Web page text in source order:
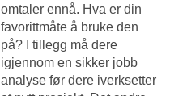
omtaler ennå. Hva er din
favorittmåte å bruke den
på? I tillegg må dere
igjennom en sikker jobb
analyse før dere iverksetter